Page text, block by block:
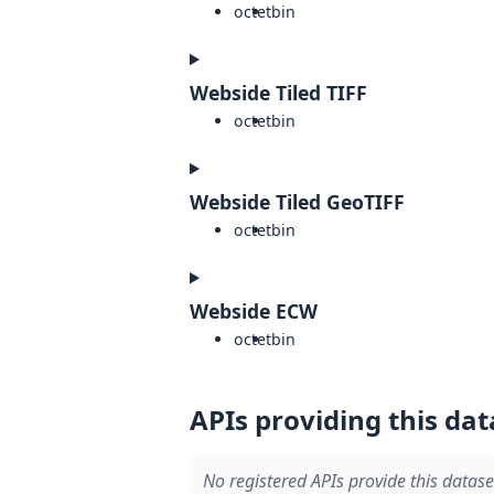
octetbin
Webside Tiled TIFF
octetbin
Webside Tiled GeoTIFF
octetbin
Webside ECW
octetbin
APIs providing this
No registered APIs provide this